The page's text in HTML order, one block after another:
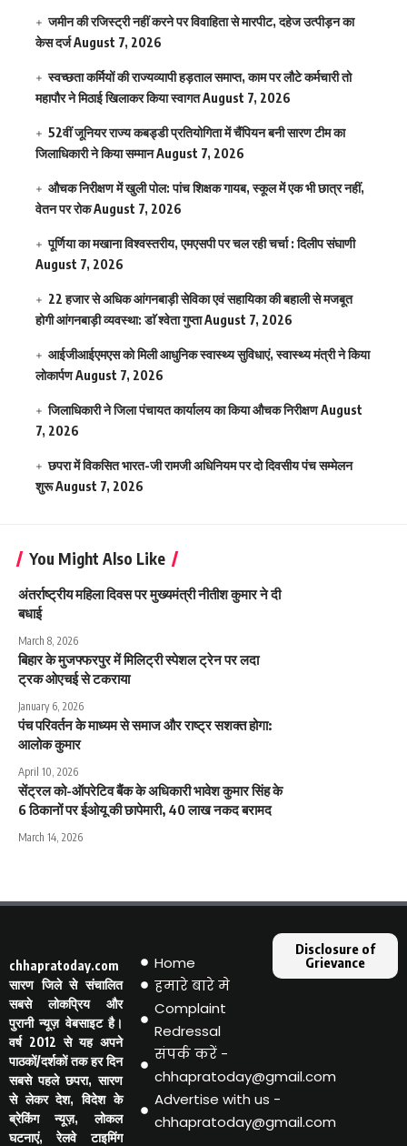
जमीन की रजिस्ट्री नहीं करने पर विवाहिता से मारपीट, दहेज उत्पीड़न का
केस दर्जAugust 7, 2026
स्वच्छता कर्मियों की राज्यव्यापी हड़ताल समाप्त, काम पर लौटे कर्मचारी तो
महापौर ने मिठाई खिलाकर किया स्वागतAugust 7, 2026
52वीं जूनियर राज्य कबड्डी प्रतियोगिता में चैंपियन बनी सारण टीम का
जिलाधिकारी ने किया सम्मानAugust 7, 2026
औचक निरीक्षण में खुली पोल: पांच शिक्षक गायब, स्कूल में एक भी छात्र नहीं,
वेतन पर रोकAugust 7, 2026
पूर्णिया का मखाना विश्वस्तरीय, एमएसपी पर चल रही चर्चा : दिलीप संघाणी
August 7, 2026
22 हजार से अधिक आंगनबाड़ी सेविका एवं सहायिका की बहाली से मजबूत
होगी आंगनबाड़ी व्यवस्था: डाॅ श्वेता गुप्ताAugust 7, 2026
आईजीआईएमएस काे मिली आधुनिक स्वास्थ्य सुविधाएं, स्वास्थ्य मंत्री ने किया
लोकार्पणAugust 7, 2026
जिलाधिकारी ने जिला पंचायत कार्यालय का किया औचक निरीक्षणAugust
7, 2026
छपरा में विकसित भारत-जी रामजी अधिनियम पर दो दिवसीय पंच सम्मेलन
शुरूAugust 7, 2026
You Might Also Like
अंतर्राष्ट्रीय महिला दिवस पर मुख्यमंत्री नीतीश कुमार ने दी
बधाई
March 8, 2026
बिहार के मुजफ्फरपुर में मिलिट्री स्पेशल ट्रेन पर लदा
ट्रक ओएचई से टकराया
January 6, 2026
पंच परिवर्तन के माध्यम से समाज और राष्ट्र सशक्त होगा:
आलोक कुमार
April 10, 2026
सेंट्रल को-ऑपरेटिव बैंक के अधिकारी भावेश कुमार सिंह के
6 ठिकानों पर ईओयू की छापेमारी, 40 लाख नकद बरामद
March 14, 2026
chhapratoday.com
सारण जिले से संचालित
सबसे लोकप्रिय और
पुरानी न्यूज़ वेबसाइट है।
वर्ष 2012 से यह अपने
पाठकों/दर्शकों तक हर दिन
सबसे पहले छपरा, सारण
से लेकर देश, विदेश के
ब्रेकिंग न्यूज़, लोकल
घटनाएं, रेलवे टाइमिंग
Home
हमारे बारे मे
Complaint
Redressal
संपर्क करें -
chhapratoday@gmail.com
Advertise with us -
chhapratoday@gmail.com
Disclosure of
Grievance